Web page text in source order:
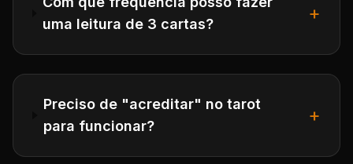
uma leitura de 3 cartas?
+
Preciso de "acreditar" no tarot
para funcionar?
+